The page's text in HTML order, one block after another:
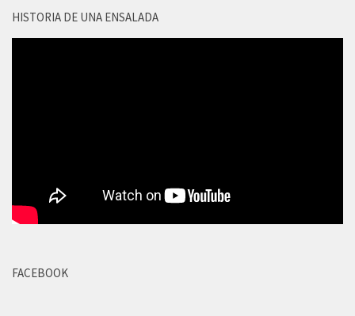
HISTORIA DE UNA ENSALADA
FACEBOOK